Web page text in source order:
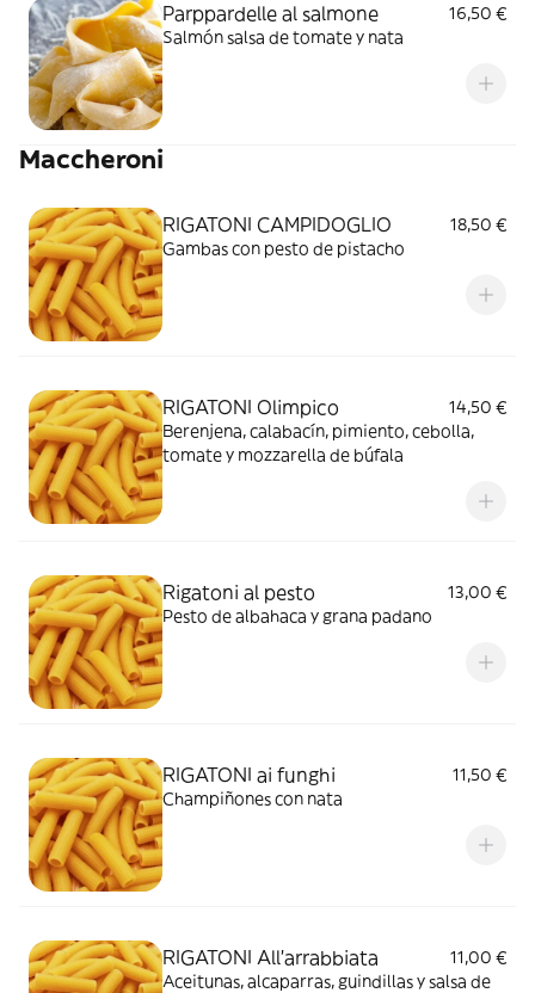
Parppardelle al salmone
16,50 €
Salmón salsa de tomate y nata
Maccheroni
RIGATONI CAMPIDOGLIO
18,50 €
Gambas con pesto de pistacho
RIGATONI Olimpico
14,50 €
Berenjena, calabacín, pimiento, cebolla,
tomate y mozzarella de búfala
Rigatoni al pesto
13,00 €
Pesto de albahaca y grana padano
RIGATONI ai funghi
11,50 €
Champiñones con nata
RIGATONI All'arrabbiata
11,00 €
Aceitunas, alcaparras, guindillas y salsa de